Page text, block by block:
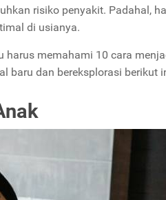
risiko penyakit. Padahal,
di usianya.
harus memahami 10 cara
baru dan bereksplorasi berikut